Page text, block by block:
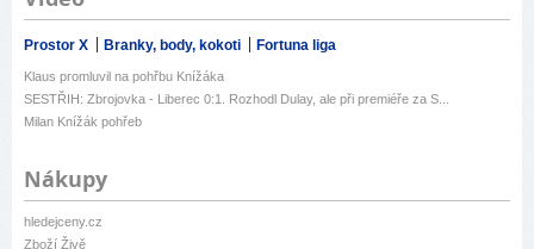
Prostor X Branky, body, kokoti Fortuna liga
Klaus promluvil na pohřbu Knížáka
SESTŘIH: Zbrojovka - Liberec 0:1. Rozhodl Dulay, ale při premiéře za S...
Milan Knížák pohřeb
Nákupy
hledejceny.cz
Zboží Živě